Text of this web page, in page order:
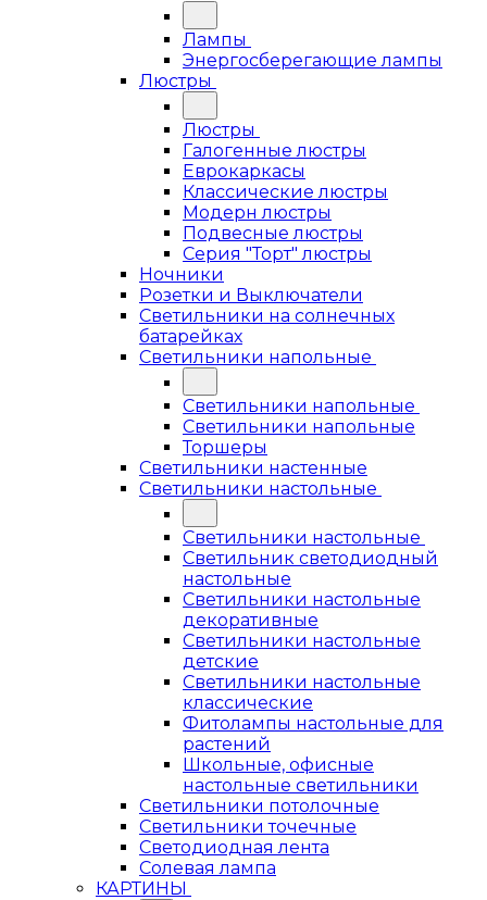
Лампы
Энергосберегающие лампы
Люстры
Люстры
Галогенные люстры
Еврокаркасы
Классические люстры
Модерн люстры
Подвесные люстры
Серия "Торт" люстры
Ночники
Розетки и Выключатели
Светильники на солнечных
батарейках
Светильники напольные
Светильники напольные
Светильники напольные
Торшеры
Светильники настенные
Светильники настольные
Светильники настольные
Светильник светодиодный
настольные
Светильники настольные
декоративные
Светильники настольные
детские
Светильники настольные
классические
Фитолампы настольные для
растений
Школьные, офисные
настольные светильники
Светильники потолочные
Светильники точечные
Светодиодная лента
Солевая лампа
КАРТИНЫ